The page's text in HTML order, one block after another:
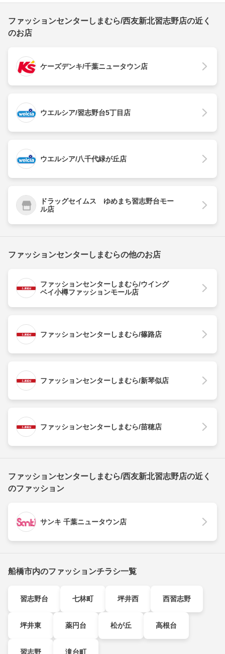
ファッションセンターしまむら/西友新北習志野店の近く
のお店
ケーズデンキ/千葉ニュータウン店
ウエルシア/習志野台5丁目店
ウエルシア/八千代緑が丘店
ドラッグセイムス ゆめまち習志野台モー
ル店
ファッションセンターしまむらの他のお店
ファッションセンターしまむら/ウイング
ベイ小樽ファッションモール店
ファッションセンターしまむら/篠路店
ファッションセンターしまむら/新琴似店
ファッションセンターしまむら/苗穂店
ファッションセンターしまむら/西友新北習志野店の近く
のファッション
サンキ 千葉ニュータウン店
船橋市内のファッションチラシ一覧
習志野台 七林町 坪井西 西習志野
坪井東 薬円台 松が丘 高根台
習志野 滝台町